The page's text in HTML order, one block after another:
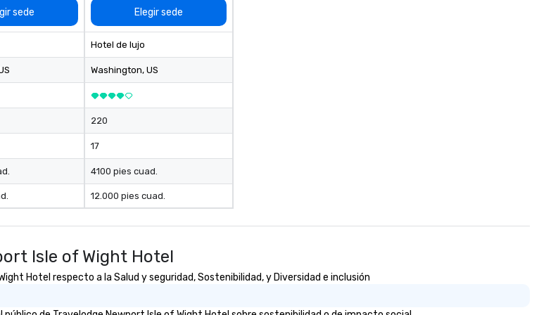
sede Elegir sede
Hotel de lujo
Washington, US
220
17
4100 pies cuad.
12.000 pies cuad.
Isle of Wight Hotel
Hotel respecto a la Salud y seguridad, Sostenibilidad, y Diversidad e inclusión